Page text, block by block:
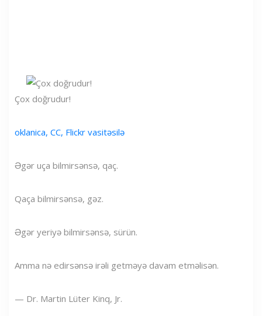
Çox doğrudur!
oklanica, CC, Flickr vasitəsilə
Əgər uça bilmirsənsə, qaç.
Qaça bilmirsənsə, gəz.
Əgər yeriyə bilmirsənsə, sürün.
Amma nə edirsənsə irəli getməyə davam etməlisən.
— Dr. Martin Lüter Kinq, Jr.